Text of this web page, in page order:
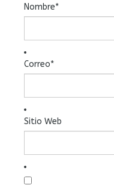
Nombre*
Correo*
Sitio Web